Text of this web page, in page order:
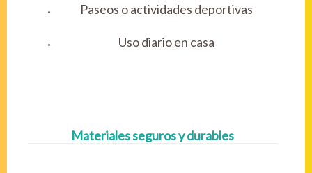
Paseos o actividades deportivas
Uso diario en casa
Materiales seguros y durables